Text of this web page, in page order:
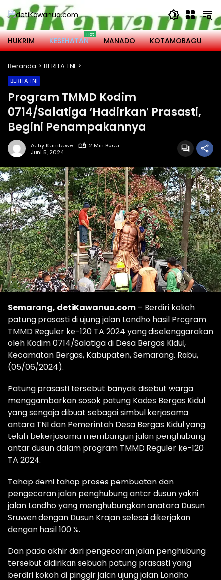
Langsung
ke
konten
HUKRIM
KESEHATAN MANADO KOTAMOBAGU
Beranda BERITA TNI
BERITA TNI
Program TMMD Kodim
0714/Salatiga ‘Hadirkan’ Prasasti,
Begini Penampakannya
Adhy Kambose
2 Min Baca
Juni 5, 2024
Semarang, detiKawanua.com – Berdiri kokoh
patung prasasti di ujung jalan Londho hasil Program
TMMD Reguler ke-120 TA 2024 yang diselenggarakan
oleh Kodim 0714/Salatiga di Desa Bergas Kidul,
Kecamatan Bergas, Kabupaten, Semarang. Rabu,
(05/06/2024).
Patung prasasti tersebut banyak disebut warga
menggambarkan sosok patung Kades Bergas Kidul
yang sengaja dibuat sebagai simbul kerjasama
antara TNI dan Pemerintah Desa Bergas Kidul yang
telah bekerjasama membangun jalan penghubung
antar dusun dalam program TMMD Reguler ke-120
TA 2024.
Tahap demi tahap proses pembuatan dan
pengecoran jalan penghubung antar dusun yakni
jalan Londho yang menghubungkan anatara Dusun
Sruwen dengan Dusun Krajan selesai dikerjakan
dengan hasil 100 %.
Dan pada akhir dari pengecoran jalan penghubung
tersebut didirikan sebuah patung prasasti yang
berdiri kokoh di pinggir jalan ujung jalan Londho